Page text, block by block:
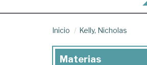
Inicio Kelly, Nicholas
Materias